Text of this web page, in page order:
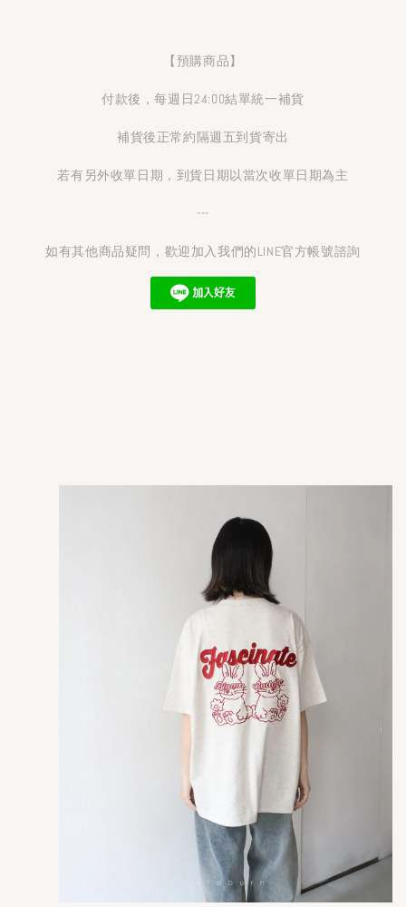
【預購商品】
付款後，每週日24:00結單統一補貨
補貨後正常約隔週五到貨寄出
若有另外收單日期，到貨日期以當次收單日期為主
---
如有其他商品疑問，歡迎加入我們的LINE官方帳號諮詢